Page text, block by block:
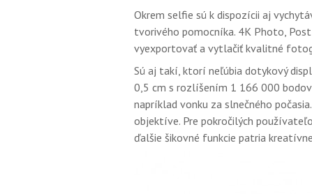
Okrem selfie sú k dispozícii aj
tvorivého pomocníka. 4K Photo,
vyexportovať a vytlačiť kvalitné
Sú aj takí, ktorí neľúbia dotykový
0,5 cm s rozlíšením 1 166 000
napríklad vonku za slnečného
objektíve. Pre pokročilých
ďalšie šikovné funkcie patria